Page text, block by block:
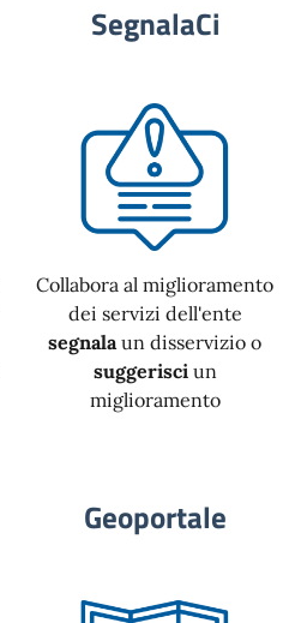
SegnalaCi
Collabora al miglioramento
dei servizi dell'ente
segnala un disservizio o
suggerisciun
miglioramento
Geoportale